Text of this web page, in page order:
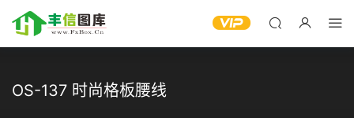
OS-137 时尚格板腰线